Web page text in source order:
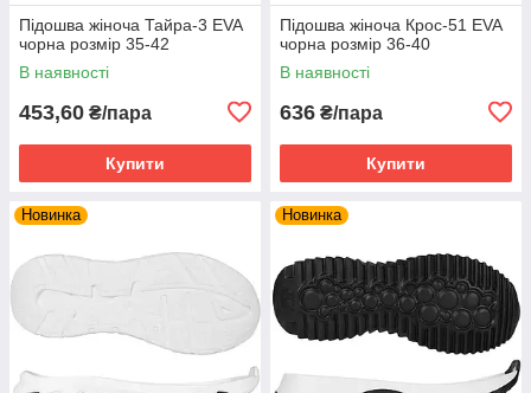
Підошва жіноча Тайра-3 EVA
чорна розмір 35-42
В наявності
453,60 ₴/пара
Купити
Підошва жіноча Крос-51 EVA
чорна розмір 36-40
В наявності
636 ₴/пара
Купити
Новинка Новинка